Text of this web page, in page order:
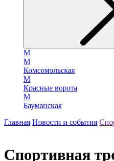
М
М
Комсомольская
М
Красные ворота
М
Бауманская
Главная Новости и события
Спортивная